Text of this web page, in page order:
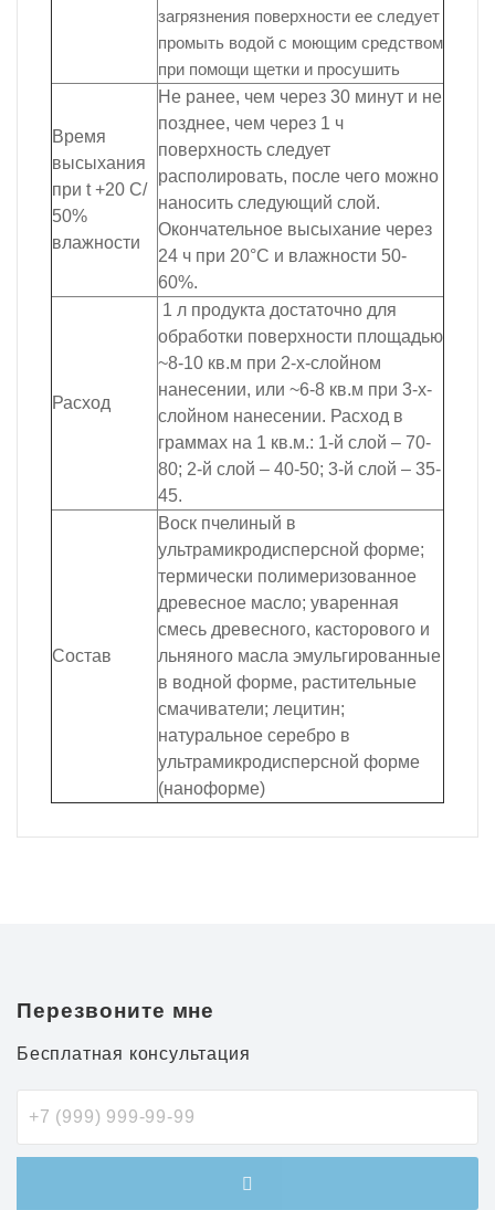
загрязнения поверхности ее следует
промыть водой с моющим средством
при помощи щетки и просушить
Время
высыхания
при t +20 C/
50%
влажности
Не ранее, чем через 30 минут и не
позднее, чем через 1 ч
поверхность следует
располировать, после чего можно
наносить следующий слой.
Окончательное высыхание через
24 ч при 20°C и влажности 50-
60%.
Расход
1 л продукта достаточно для
обработки поверхности площадью
~8-10 кв.м при 2-х-слойном
нанесении, или ~6-8 кв.м при 3-х-
слойном нанесении. Расход в
граммах на 1 кв.м.: 1-й слой – 70-
80; 2-й слой – 40-50; 3-й слой – 35-
45.
Состав
Воск пчелиный в
ультрамикродисперсной форме;
термически полимеризованное
древесное масло; уваренная
смесь древесного, касторового и
льняного масла эмульгированные
в водной форме, растительные
смачиватели; лецитин;
натуральное серебро в
ультрамикродисперсной форме
(наноформе)
Перезвоните мне
Бесплатная консультация